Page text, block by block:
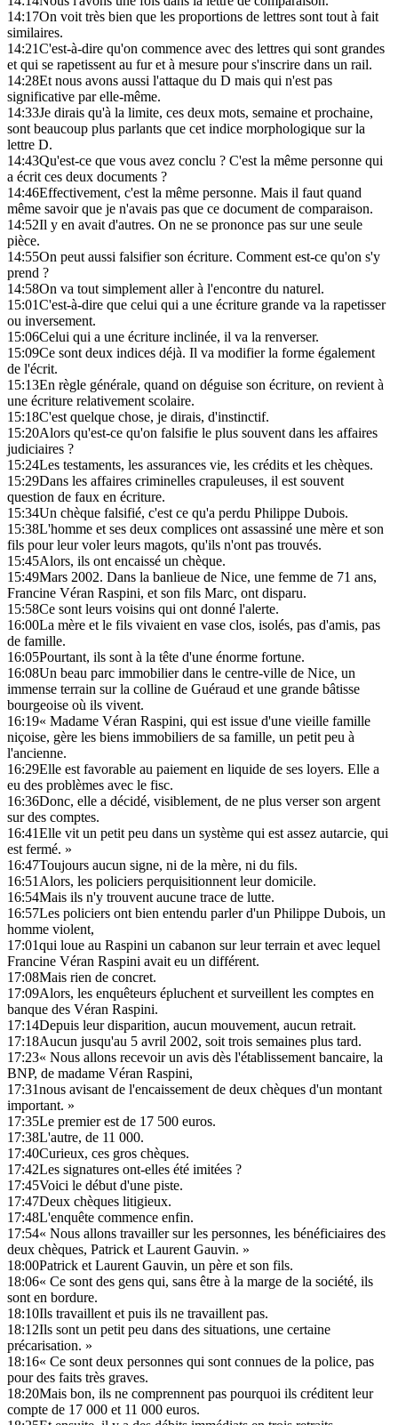
14:17On voit très bien que les proportions de lettres sont tout à fait
similaires.
14:21C'est-à-dire qu'on commence avec des lettres qui sont grandes
et qui se rapetissent au fur et à mesure pour s'inscrire dans un rail.
14:28Et nous avons aussi l'attaque du D mais qui n'est pas
significative par elle-même.
14:33Je dirais qu'à la limite, ces deux mots, semaine et prochaine,
sont beaucoup plus parlants que cet indice morphologique sur la
lettre D.
14:43Qu'est-ce que vous avez conclu ? C'est la même personne qui
a écrit ces deux documents ?
14:46Effectivement, c'est la même personne. Mais il faut quand
même savoir que je n'avais pas que ce document de comparaison.
14:52Il y en avait d'autres. On ne se prononce pas sur une seule
pièce.
14:55On peut aussi falsifier son écriture. Comment est-ce qu'on s'y
prend ?
14:58On va tout simplement aller à l'encontre du naturel.
15:01C'est-à-dire que celui qui a une écriture grande va la rapetisser
ou inversement.
15:06Celui qui a une écriture inclinée, il va la renverser.
15:09Ce sont deux indices déjà. Il va modifier la forme également
de l'écrit.
15:13En règle générale, quand on déguise son écriture, on revient à
une écriture relativement scolaire.
15:18C'est quelque chose, je dirais, d'instinctif.
15:20Alors qu'est-ce qu'on falsifie le plus souvent dans les affaires
judiciaires ?
15:24Les testaments, les assurances vie, les crédits et les chèques.
15:29Dans les affaires criminelles crapuleuses, il est souvent
question de faux en écriture.
15:34Un chèque falsifié, c'est ce qu'a perdu Philippe Dubois.
15:38L'homme et ses deux complices ont assassiné une mère et son
fils pour leur voler leurs magots, qu'ils n'ont pas trouvés.
15:45Alors, ils ont encaissé un chèque.
15:49Mars 2002. Dans la banlieue de Nice, une femme de 71 ans,
Francine Véran Raspini, et son fils Marc, ont disparu.
15:58Ce sont leurs voisins qui ont donné l'alerte.
16:00La mère et le fils vivaient en vase clos, isolés, pas d'amis, pas
de famille.
16:05Pourtant, ils sont à la tête d'une énorme fortune.
16:08Un beau parc immobilier dans le centre-ville de Nice, un
immense terrain sur la colline de Guéraud et une grande bâtisse
bourgeoise où ils vivent.
16:19« Madame Véran Raspini, qui est issue d'une vieille famille
niçoise, gère les biens immobiliers de sa famille, un petit peu à
l'ancienne.
16:29Elle est favorable au paiement en liquide de ses loyers. Elle a
eu des problèmes avec le fisc.
16:36Donc, elle a décidé, visiblement, de ne plus verser son argent
sur des comptes.
16:41Elle vit un petit peu dans un système qui est assez autarcie, qui
est fermé. »
16:47Toujours aucun signe, ni de la mère, ni du fils.
16:51Alors, les policiers perquisitionnent leur domicile.
16:54Mais ils n'y trouvent aucune trace de lutte.
16:57Les policiers ont bien entendu parler d'un Philippe Dubois, un
homme violent,
17:01qui loue au Raspini un cabanon sur leur terrain et avec lequel
Francine Véran Raspini avait eu un différent.
17:08Mais rien de concret.
17:09Alors, les enquêteurs épluchent et surveillent les comptes en
banque des Véran Raspini.
17:14Depuis leur disparition, aucun mouvement, aucun retrait.
17:18Aucun jusqu'au 5 avril 2002, soit trois semaines plus tard.
17:23« Nous allons recevoir un avis dès l'établissement bancaire, la
BNP, de madame Véran Raspini,
17:31nous avisant de l'encaissement de deux chèques d'un montant
important. »
17:35Le premier est de 17 500 euros.
17:38L'autre, de 11 000.
17:40Curieux, ces gros chèques.
17:42Les signatures ont-elles été imitées ?
17:45Voici le début d'une piste.
17:47Deux chèques litigieux.
17:48L'enquête commence enfin.
17:54« Nous allons travailler sur les personnes, les bénéficiaires des
deux chèques, Patrick et Laurent Gauvin. »
18:00Patrick et Laurent Gauvin, un père et son fils.
18:06« Ce sont des gens qui, sans être à la marge de la société, ils
sont en bordure.
18:10Ils travaillent et puis ils ne travaillent pas.
18:12Ils sont un petit peu dans des situations, une certaine
précarisation. »
18:16« Ce sont deux personnes qui sont connues de la police, pas
pour des faits très graves.
18:20Mais bon, ils ne comprennent pas pourquoi ils créditent leur
compte de 17 000 et 11 000 euros.